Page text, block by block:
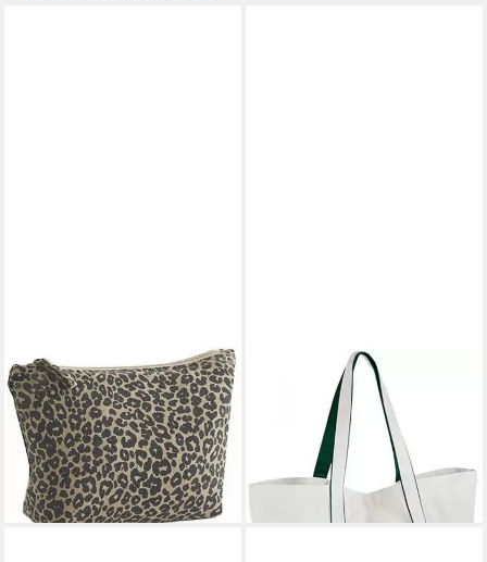
WESTFORD MILL
Kulturbeutel Leopard Print
Canvas Kultur Tasche
14,24 €
lieferbar - in 4-5 Werktagen bei dir
WESTFORD MILL
Einkaufsshopper Courtside
Large Bag Handtasche
lieferbar - in 4-5 Werktagen bei dir